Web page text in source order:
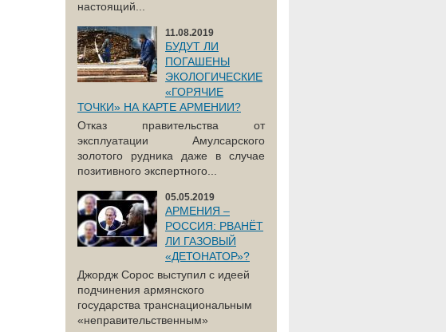
настоящий...
11.08.2019
БУДУТ ЛИ
ПОГАШЕНЫ
ЭКОЛОГИЧЕСКИЕ
«ГОРЯЧИЕ
ТОЧКИ» НА КАРТЕ АРМЕНИИ?
Отказ правительства от
эксплуатации Амулсарского
золотого рудника даже в случае
позитивного экспертного...
05.05.2019
АРМЕНИЯ –
РОССИЯ: РВАНЁТ
ЛИ ГАЗОВЫЙ
«ДЕТОНАТОР»?
Джордж Сорос выступил с идеей
подчинения армянского
государства транснациональным
«неправительственным»